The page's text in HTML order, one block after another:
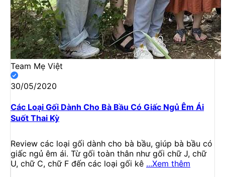
Team Mẹ Việt
30/05/2020
Các Loại Gối Dành Cho Bà Bầu Có Giấc Ngủ Êm Ái
Suốt Thai Kỳ
Review các loại gối dành cho bà bầu, giúp bà bầu có
giấc ngủ êm ái. Từ gối toàn thân như gối chữ J, chữ
U, chữ C, chữ F đến các loại gối kê ...Xem thêm